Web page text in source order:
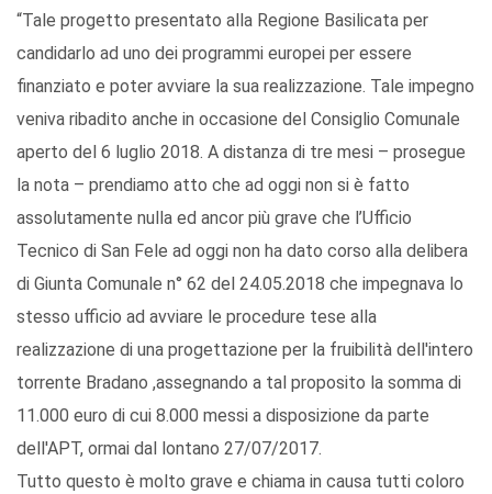
“Tale progetto presentato alla Regione Basilicata per
candidarlo ad uno dei programmi europei per essere
finanziato e poter avviare la sua realizzazione. Tale impegno
veniva ribadito anche in occasione del Consiglio Comunale
aperto del 6 luglio 2018. A distanza di tre mesi – prosegue
la nota – prendiamo atto che ad oggi non si è fatto
assolutamente nulla ed ancor più grave che l’Ufficio
Tecnico di San Fele ad oggi non ha dato corso alla delibera
di Giunta Comunale n° 62 del 24.05.2018 che impegnava lo
stesso ufficio ad avviare le procedure tese alla
realizzazione di una progettazione per la fruibilità dell'intero
torrente Bradano ,assegnando a tal proposito la somma di
11.000 euro di cui 8.000 messi a disposizione da parte
dell'APT, ormai dal lontano 27/07/2017.
Tutto questo è molto grave e chiama in causa tutti coloro